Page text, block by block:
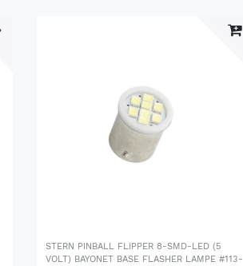
STERN PINBALL FLIPPER 8-SMD-LED (5
VOLT) BAYONET BASE FLASHER LAMPE #113-